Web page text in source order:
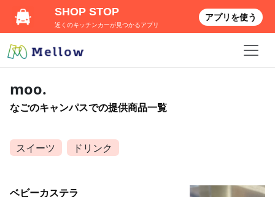
moo.
なごのキャンパスでの提供商品一覧
スイーツ ドリンク
ベビーカステラ
SHOP STOP
近くのキッチンカーが見つかるアプリ
アプリを使う